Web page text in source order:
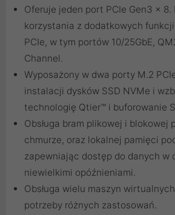
Oferuje jeden port PCIe Gen3 x
korzystania z dodatkowych
PCIe, w tym portów 10/25GbE,
Channel.
Wyposażony w dwa porty M.2
instalacji dysków SSD NVMe i
technologię Qtier™ i buforowanie
Obsługa bram plikowej i blokowej
chmurze, oraz lokalnej pamięci
zapewniając dostęp do danych w
niewielkimi opóźnieniami.
Obsługa wielu maszyn
potrzeby różnych zastosowań.